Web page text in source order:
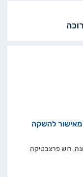
להשקה
רוש פרצבטיקה